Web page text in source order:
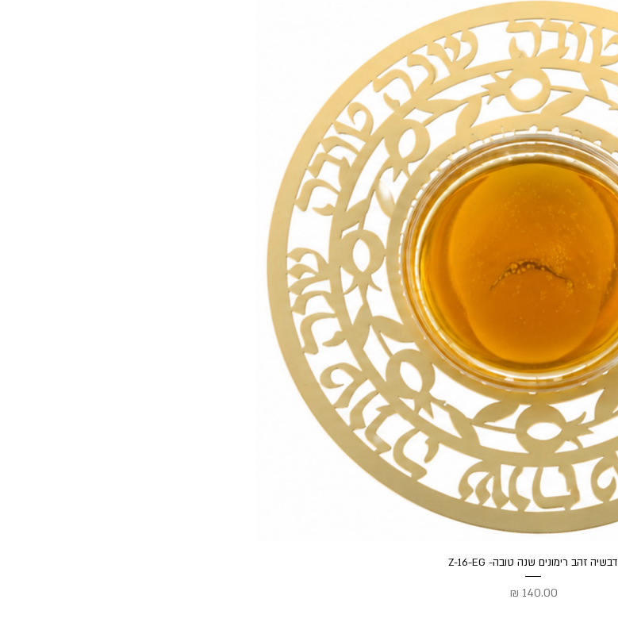
תצוגה מהירה
דבשיה זהב רימונים שנה טובה- Z-16-EG
מחיר